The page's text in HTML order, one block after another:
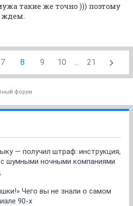
такие же точно ))) поэтому
ждем.
7 8 9 10 ... 21
форум
— получил штраф: инструкция,
шумными ночными компаниями
Чего вы не знали о самом
90-х